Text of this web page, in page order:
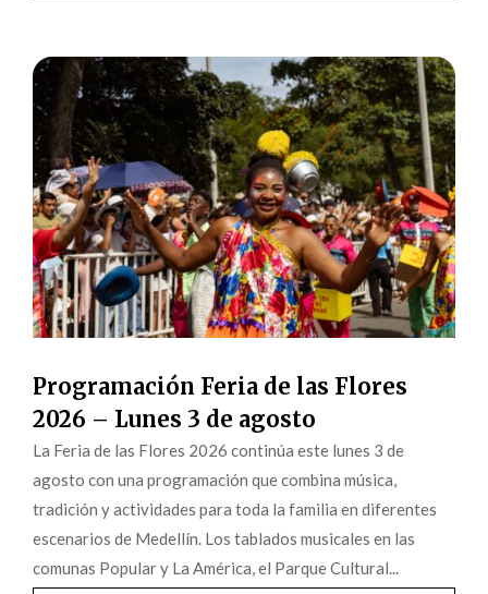
Programación Feria de las Flores
2026 – Lunes 3 de agosto
La Feria de las Flores 2026 continúa este lunes 3 de
agosto con una programación que combina música,
tradición y actividades para toda la familia en diferentes
escenarios de Medellín. Los tablados musicales en las
comunas Popular y La América, el Parque Cultural...